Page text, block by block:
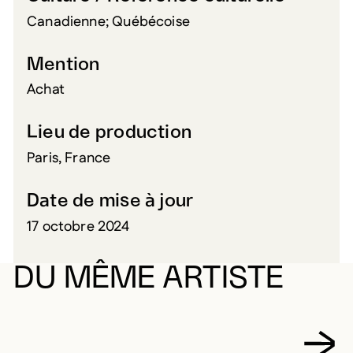
Canadienne; Québécoise
Mention
Achat
Lieu de production
Paris, France
Date de mise à jour
17 octobre 2024
DU MÊME ARTISTE